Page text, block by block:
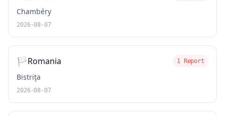
Chambéry
2026-08-07
🏳️Romania 1 Report
Bistriţa
2026-08-07